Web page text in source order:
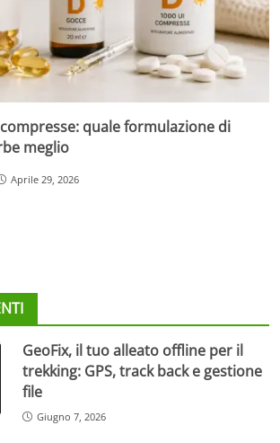
quale formulazione di
meglio
Aprile 29, 2026
GeoFix, il tuo alleato offline per il
trekking: GPS, track back e gestione
file
Giugno 7, 2026